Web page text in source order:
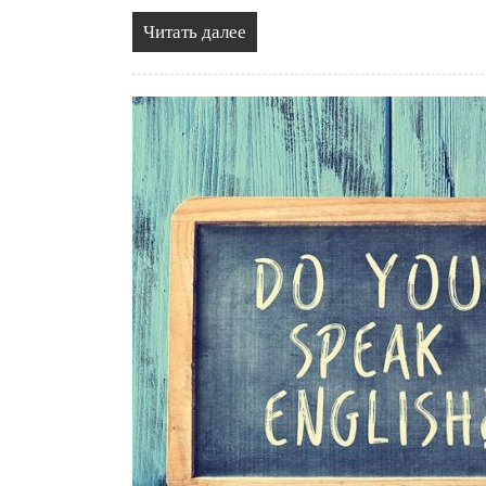
Читать далее